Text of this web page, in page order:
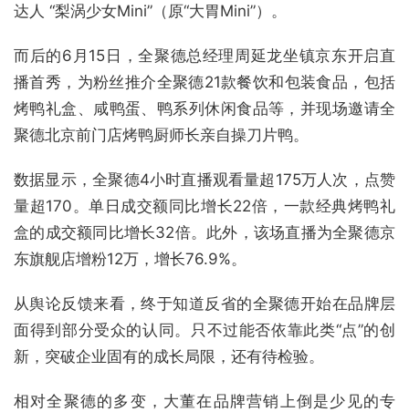
达人 “梨涡少女Mini”（原“大胃Mini”）。
而后的6月15日，全聚德总经理周延龙坐镇京东开启直
播首秀，为粉丝推介全聚德21款餐饮和包装食品，包括
烤鸭礼盒、咸鸭蛋、鸭系列休闲食品等，并现场邀请全
聚德北京前门店烤鸭厨师长亲自操刀片鸭。
数据显示，全聚德4小时直播观看量超175万人次，点赞
量超170。单日成交额同比增长22倍，一款经典烤鸭礼
盒的成交额同比增长32倍。此外，该场直播为全聚德京
东旗舰店增粉12万，增长76.9%。
从舆论反馈来看，终于知道反省的全聚德开始在品牌层
面得到部分受众的认同。只不过能否依靠此类“点”的创
新，突破企业固有的成长局限，还有待检验。
相对全聚德的多变，大董在品牌营销上倒是少见的专